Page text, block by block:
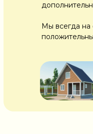
Мы всегда на